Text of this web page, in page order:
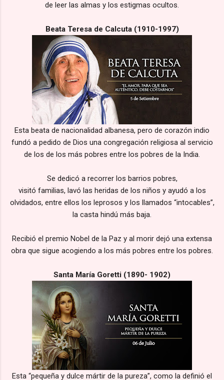
de leer las almas y los estigmas ocultos.
Beata Teresa de Calcuta (1910-1997)
Esta beata de nacionalidad albanesa, pero de corazón indio
fundó a pedido de Dios una congregación religiosa al servicio
de los de los más pobres entre los pobres de la India.
Se dedicó a recorrer los barrios pobres,
visitó familias, lavó las heridas de los niños y ayudó a los
olvidados, entre ellos los leprosos y los llamados “intocables”,
la casta hindú más baja.
Recibió el premio Nobel de la Paz y al morir dejó una extensa
obra que sigue acogiendo a los más pobres entre los pobres.
Santa María Goretti (1890- 1902)
Esta “pequeña y dulce mártir de la pureza”, como la definió el